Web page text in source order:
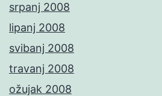
srpanj 2008
lipanj 2008
svibanj 2008
travanj 2008
ožujak 2008